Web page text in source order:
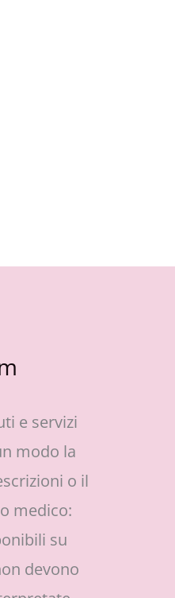
e servizi
modo la
o il
medico:
su
devono